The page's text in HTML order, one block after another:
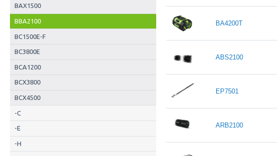
BAX1500
BBA2100
BC1500E-F
BC3800E
BCA1200
BCX3800
BCX4500
-C
-E
-H
BA4200T
ABS2100
EP7501
ARB2100